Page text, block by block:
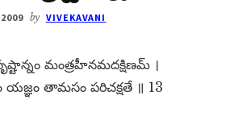
by VIVEKAVANI
మంత్రహీనమదక్షిణమ్​ ।
యజ్ఞం తామసం పరిచక్షతే ॥ 13